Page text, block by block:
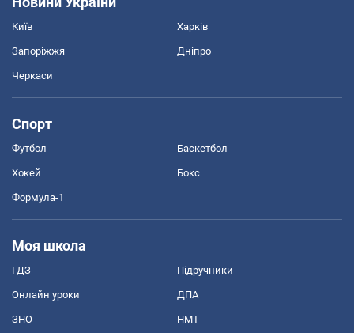
Київ Харків
Запоріжжя Дніпро
Черкаси
Спорт
Футбол Баскетбол
Хокей Бокс
Формула-1
Моя школа
ГДЗ Підручники
Онлайн уроки ДПА
ЗНО НМТ